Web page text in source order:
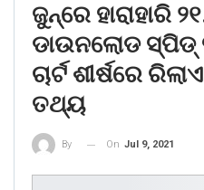
ଜୁନ୍‌ରେ ହାରାହାରି
ଡାଉନଲୋଡ ସ୍ପିଡ୍
ଚାର୍ଟ ଶୀର୍ଷରେ
ତଥ୍ୟ
By On Jul 9, 2021